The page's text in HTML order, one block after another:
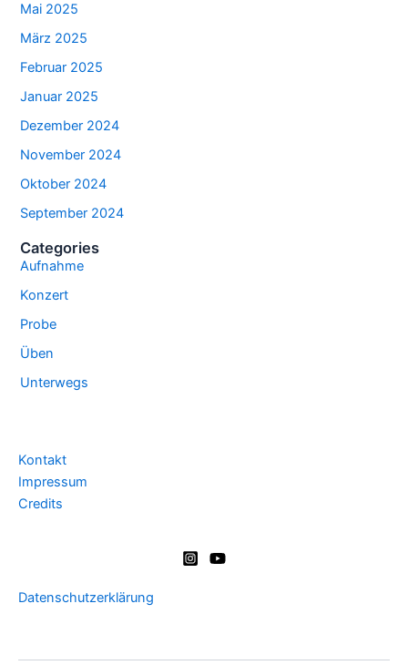
Mai 2025
März 2025
Februar 2025
Januar 2025
Dezember 2024
November 2024
Oktober 2024
September 2024
Categories
Aufnahme
Konzert
Probe
Üben
Unterwegs
Kontakt
Impressum
Credits
Datenschutzerklärung